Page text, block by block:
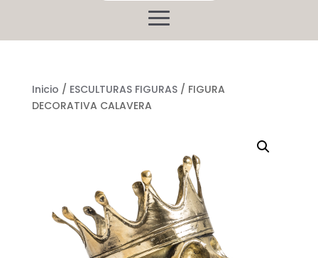
Inicio / ESCULTURAS FIGURAS/ FIGURA
DECORATIVA CALAVERA